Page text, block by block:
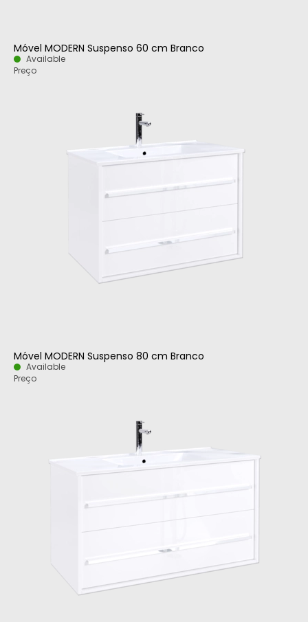
Móvel MODERN Suspenso 60 cm Branco
Available
Preço
Móvel MODERN Suspenso 80 cm Branco
Available
Preço